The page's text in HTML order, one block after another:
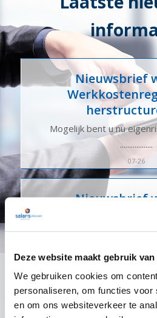
Deze website maakt gebruik
We gebruiken cookies om
personaliseren, om functies voor
en om ons websiteverkeer te
Nieuwsbrief
Mogelijk bent u nu
..................
07-26
Nieuwsbrief
Subsidieregeling
inzet
..................
07-26